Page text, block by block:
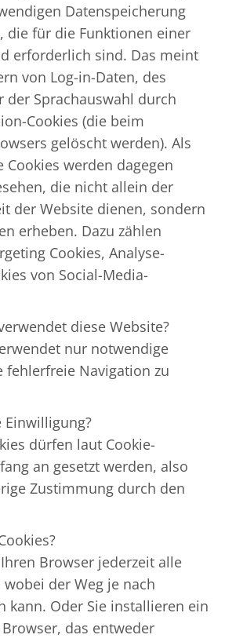
Datenspeicherung
die für die Funktionen einer
erforderlich sind. Das meint
von Log-in-Daten, des
der Sprachauswahl durch
Cookies (die beim
gelöscht werden). Als
werden dagegen
die nicht allein der
der Website dienen, sondern
erheben. Dazu zählen
Cookies, Analyse-
von Social-Media-
diese Website?
nur notwendige
fehlerfreie Navigation zu
Einwilligung?
dürfen laut Cookie-
an gesetzt werden, also
Zustimmung durch den
Browser jederzeit alle
der Weg je nach
kann. Oder Sie installieren ein
das entweder